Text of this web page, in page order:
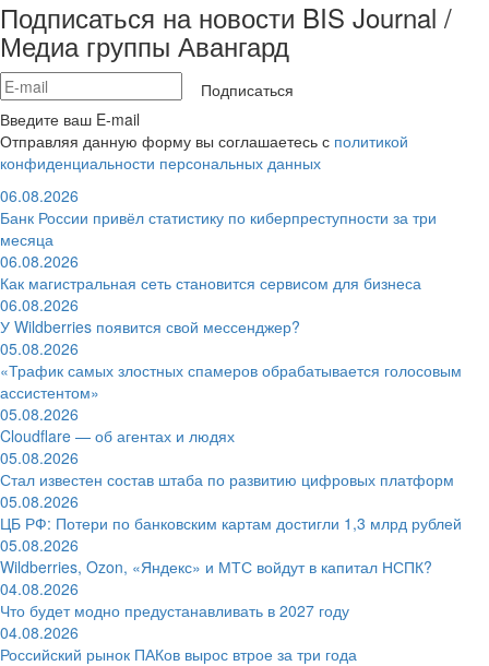
Подписаться на новости BIS Journal /
Медиа группы Авангард
Подписаться
Введите ваш E-mail
Отправляя данную форму вы соглашаетесь с политикой
конфиденциальности персональных данных
06.08.2026
Банк России привёл статистику по киберпреступности за три
месяца
06.08.2026
Как магистральная сеть становится сервисом для бизнеса
06.08.2026
У Wildberries появится свой мессенджер?
05.08.2026
«Трафик самых злостных спамеров обрабатывается голосовым
ассистентом»
05.08.2026
Cloudflare — об агентах и людях
05.08.2026
Стал известен состав штаба по развитию цифровых платформ
05.08.2026
ЦБ РФ: Потери по банковским картам достигли 1,3 млрд рублей
05.08.2026
Wildberries, Ozon, «Яндекс» и МТС войдут в капитал НСПК?
04.08.2026
Что будет модно предустанавливать в 2027 году
04.08.2026
Российский рынок ПАКов вырос втрое за три года